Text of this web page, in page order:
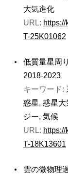
大気進化
URL:
T-25K01062
低質量星周
2018-2023
キーワード:
惑星, 惑星大
ジー, 気候
URL:
T-18K13601
雲の微物理